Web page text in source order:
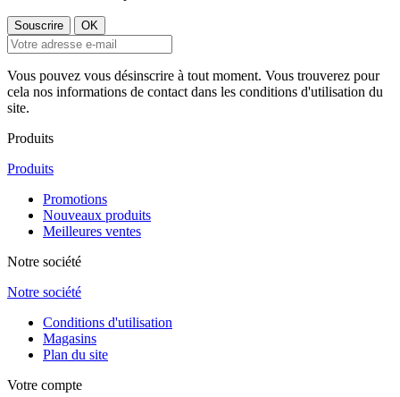
Vous pouvez vous désinscrire à tout moment. Vous trouverez pour
cela nos informations de contact dans les conditions d'utilisation du
site.
Produits
Produits
Promotions
Nouveaux produits
Meilleures ventes
Notre société
Notre société
Conditions d'utilisation
Magasins
Plan du site
Votre compte